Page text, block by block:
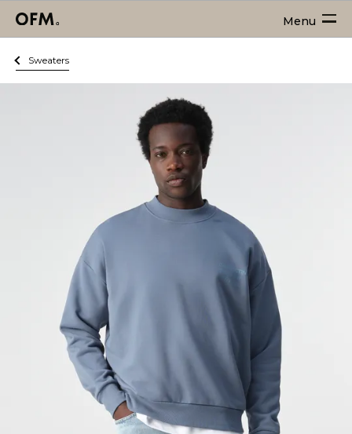
Menu
Sweaters